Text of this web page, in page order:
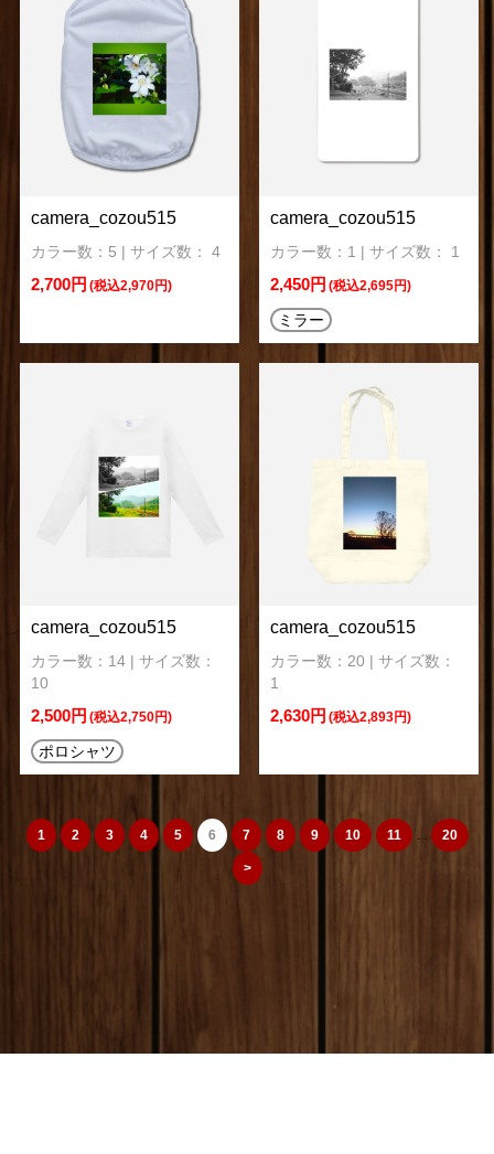
camera_cozou515
カラー数：5 | サイズ数： 4
2,700円 (税込2,970円)
camera_cozou515
カラー数：1 | サイズ数： 1
2,450円 (税込2,695円)
ミラー
camera_cozou515
カラー数：14 | サイズ数：
10
2,500円 (税込2,750円)
ポロシャツ
camera_cozou515
カラー数：20 | サイズ数：
1
2,630円 (税込2,893円)
1 2 3 4 5 6 7 8 9 10 11 ... 20
>